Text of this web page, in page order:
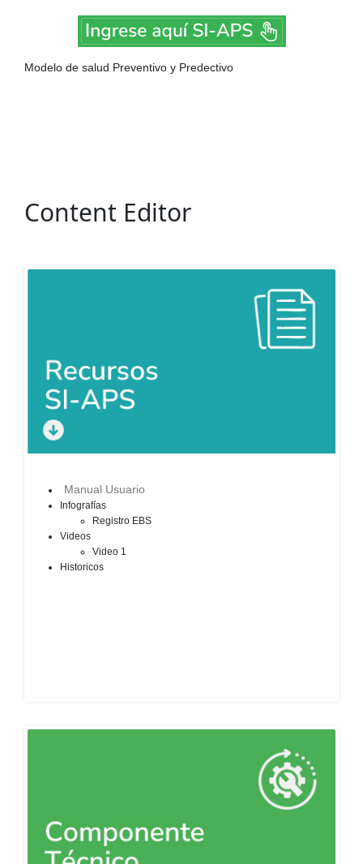
Modelo de salud Preventivo y Predectivo
Content Editor
Manual Usuario
Infografías
Registro EBS​​
Videos
Video 1​
Historicos